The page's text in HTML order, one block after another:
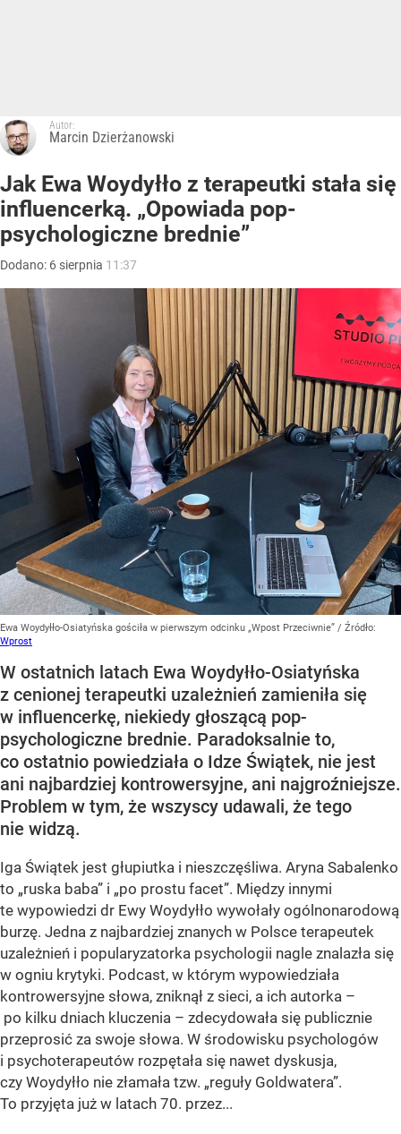
Autor:
Marcin Dzierżanowski
Jak Ewa Woydyłło z terapeutki stała się
influencerką. „Opowiada pop-
psychologiczne brednie”
Dodano: 6 sierpnia 11:37
Ewa Woydyłło-Osiatyńska gościła w pierwszym odcinku „Wpost Przeciwnie” / Źródło:
Wprost
W ostatnich latach Ewa Woydyłło-Osiatyńska
z cenionej terapeutki uzależnień zamieniła się
w influencerkę, niekiedy głoszącą pop-
psychologiczne brednie. Paradoksalnie to,
co ostatnio powiedziała o Idze Świątek, nie jest
ani najbardziej kontrowersyjne, ani najgroźniejsze.
Problem w tym, że wszyscy udawali, że tego
nie widzą.
Iga Świątek jest głupiutka i nieszczęśliwa. Aryna Sabalenko
to „ruska baba” i „po prostu facet”. Między innymi
te wypowiedzi dr Ewy Woydyłło wywołały ogólnonarodową
burzę. Jedna z najbardziej znanych w Polsce terapeutek
uzależnień i popularyzatorka psychologii nagle znalazła się
w ogniu krytyki. Podcast, w którym wypowiedziała
kontrowersyjne słowa, zniknął z sieci, a ich autorka –
po kilku dniach kluczenia – zdecydowała się publicznie
przeprosić za swoje słowa. W środowisku psychologów
i psychoterapeutów rozpętała się nawet dyskusja,
czy Woydyłło nie złamała tzw. „reguły Goldwatera”.
To przyjęta już w latach 70. przez...